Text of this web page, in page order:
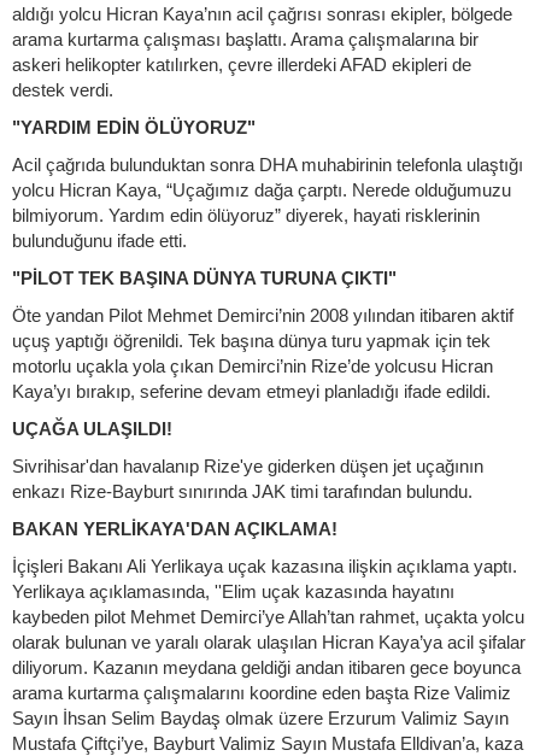
aldığı yolcu Hicran Kaya’nın acil çağrısı sonrası ekipler, bölgede
arama kurtarma çalışması başlattı. Arama çalışmalarına bir
askeri helikopter katılırken, çevre illerdeki AFAD ekipleri de
destek verdi.
"YARDIM EDİN ÖLÜYORUZ"
Acil çağrıda bulunduktan sonra DHA muhabirinin telefonla ulaştığı
yolcu Hicran Kaya, “Uçağımız dağa çarptı. Nerede olduğumuzu
bilmiyorum. Yardım edin ölüyoruz” diyerek, hayati risklerinin
bulunduğunu ifade etti.
"PİLOT TEK BAŞINA DÜNYA TURUNA ÇIKTI"
Öte yandan Pilot Mehmet Demirci’nin 2008 yılından itibaren aktif
uçuş yaptığı öğrenildi. Tek başına dünya turu yapmak için tek
motorlu uçakla yola çıkan Demirci’nin Rize’de yolcusu Hicran
Kaya’yı bırakıp, seferine devam etmeyi planladığı ifade edildi.
UÇAĞA ULAŞILDI!
Sivrihisar'dan havalanıp Rize'ye giderken düşen jet uçağının
enkazı Rize-Bayburt sınırında JAK timi tarafından bulundu.
BAKAN YERLİKAYA'DAN AÇIKLAMA!
İçişleri Bakanı Ali Yerlikaya uçak kazasına ilişkin açıklama yaptı.
Yerlikaya açıklamasında, ''Elim uçak kazasında hayatını
kaybeden pilot Mehmet Demirci’ye Allah’tan rahmet, uçakta yolcu
olarak bulunan ve yaralı olarak ulaşılan Hicran Kaya’ya acil şifalar
diliyorum. Kazanın meydana geldiği andan itibaren gece boyunca
arama kurtarma çalışmalarını koordine eden başta Rize Valimiz
Sayın İhsan Selim Baydaş olmak üzere Erzurum Valimiz Sayın
Mustafa Çiftçi’ye, Bayburt Valimiz Sayın Mustafa Elldivan’a, kaza